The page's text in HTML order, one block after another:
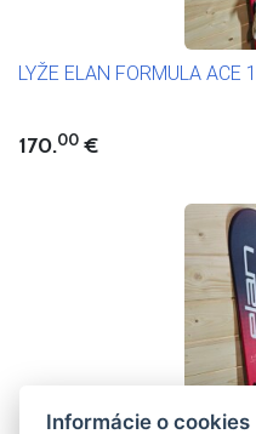
LYŽE ELAN FORMULA ACE
170.00 €
Informácie o cookies